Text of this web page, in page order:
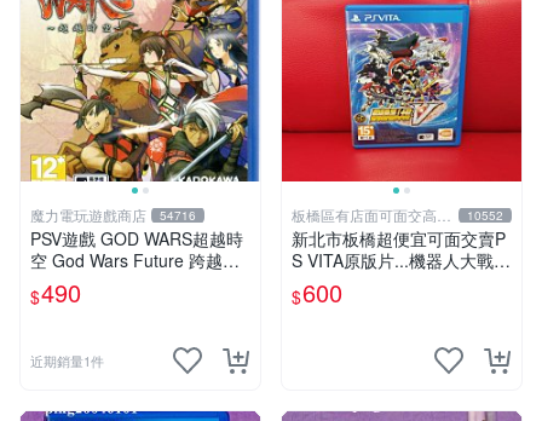
魔力電玩遊戲商店 54716
PSV遊戲 GOD WARS超越時
空 God Wars Future 跨越時
空 中文亞版【板橋魔力】
$490
近期銷量1件
板橋區有店面可面交高價
回收電玩
10552
新北市板橋超便宜可面交賣P
S VITA原版片...機器人大戰V
中文版...實體店面可面交
$600